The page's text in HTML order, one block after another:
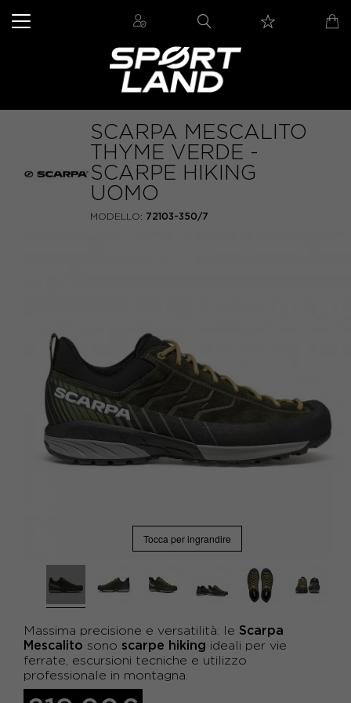
SCARPA MESCALITO
THYME VERDE -
SCARPE HIKING
UOMO
MODELLO: 72103-350/7
Tocca per ingrandire
Massima precisione e versatilità: le Scarpa
Mescalito sono scarpe hiking ideali per vie
ferrate, escursioni tecniche e utilizzo
professionale in montagna.